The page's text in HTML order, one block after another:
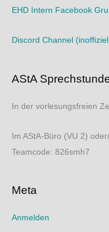
EHD Intern Facebook
Discord Channel
AStA
In der vorlesungsfreien
Im AStA-Büro (VU 2)
Teamcode: 826smh7
Meta
Anmelden